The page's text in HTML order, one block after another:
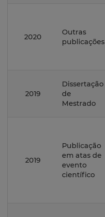
2020
Outras
publicações
2019
Dissertação
de
Mestrado
2019
Publicação
em atas de
evento
científico